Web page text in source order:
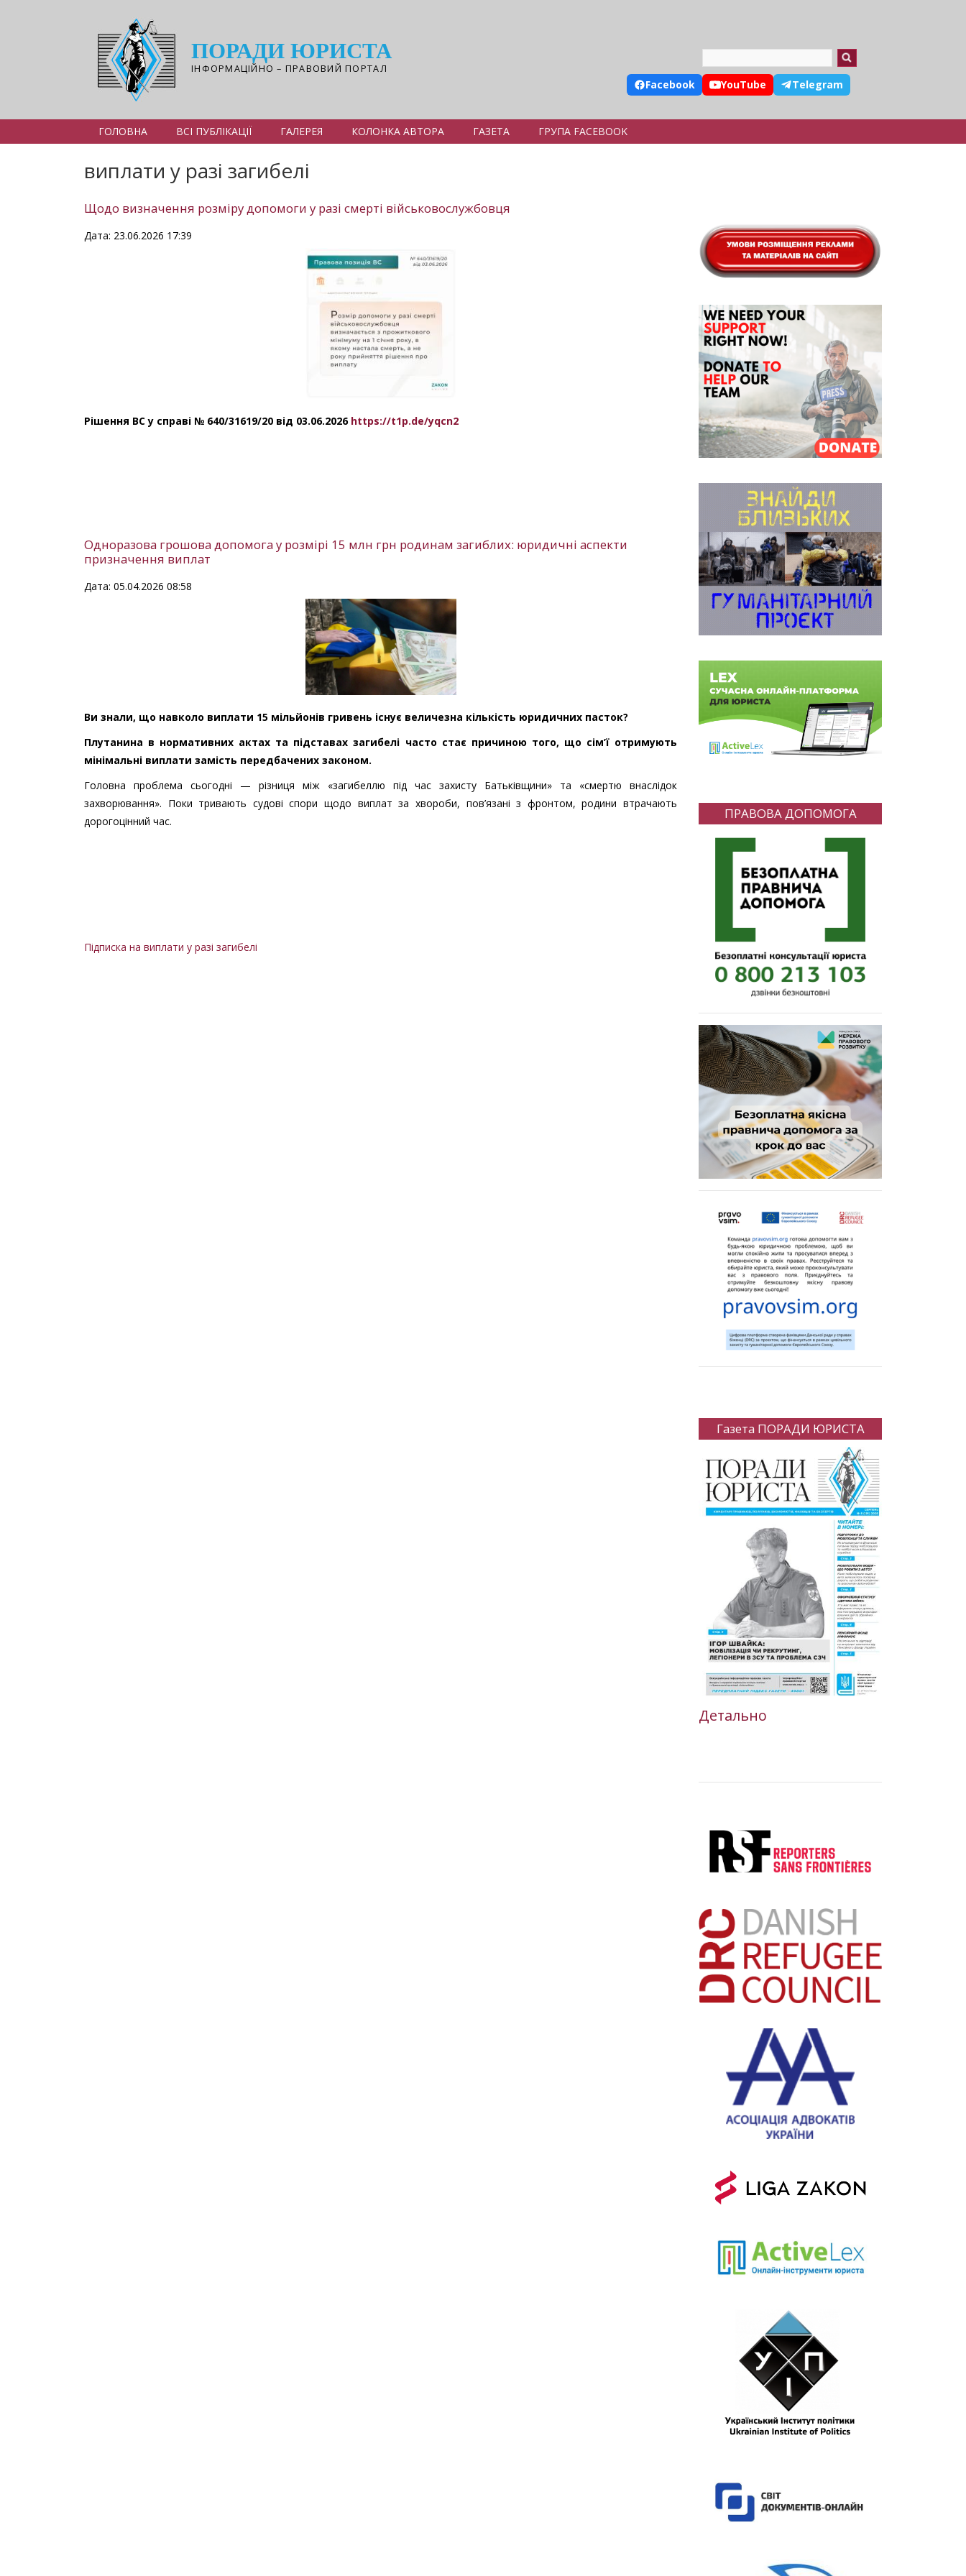
ПОРАДИ ЮРИСТА
ІНФОРМАЦІЙНО – ПРАВОВИЙ ПОРТАЛ
Facebook YouTube Telegram
ГОЛОВНА ВСІ ПУБЛІКАЦІЇ ГАЛЕРЕЯ КОЛОНКА АВТОРА ГАЗЕТА ГРУПА FACEBOOK
виплати у разі загибелі
Щодо визначення розміру допомоги у разі смерті військовослужбовця
Дата: 23.06.2026 17:39
Рішення ВС у справі № 640/31619/20 від 03.06.2026 https://t1p.de/yqcn2
Одноразова грошова допомога у розмірі 15 млн грн родинам загиблих: юридичні аспекти
призначення виплат
Дата: 05.04.2026 08:58
Ви знали, що навколо виплати 15 мільйонів гривень існує величезна кількість юридичних пасток?
Плутанина в нормативних актах та підставах загибелі часто стає причиною того, що сім’ї отримують
мінімальні виплати замість передбачених законом.
Головна проблема сьогодні — різниця між «загибеллю під час захисту Батьківщини» та «смертю внаслідок
захворювання». Поки тривають судові спори щодо виплат за хвороби, пов’язані з фронтом, родини втрачають
дорогоцінний час.
Підписка на виплати у разі загибелі
ПРАВОВА ДОПОМОГА
Газета ПОРАДИ ЮРИСТА
Детально